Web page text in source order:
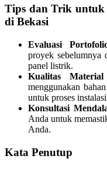
Tips dan Trik untuk
di Bekasi
Evaluasi
proyek sebelumnya
panel listrik.
Kualitas
menggunakan
untuk proses
Konsultasi
Anda untuk
Anda.
Kata Penutup